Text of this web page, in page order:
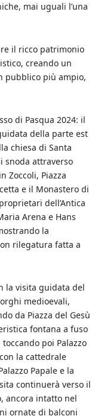
mai uguali l’una
il ricco patrimonio
creando un
pubblico più ampio,
di Pasqua 2024: il
della parte est
chiesa di Santa
snoda attraverso
Zoccoli, Piazza
e il Monastero di
dell’Antica
Arena e Hans
la
rilegatura fatta a
la visita guidata del
medioevali,
da Piazza del Gesù
fontana a fuso
poi Palazzo
la cattedrale
Papale e la
continuerà verso il
ancora intatto nel
ornate di balconi